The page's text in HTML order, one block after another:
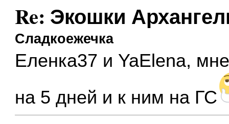
Re: Экошки
Сладкоежечка
Еленка37 и YaElena,
на 5 дней и к ним на ГС